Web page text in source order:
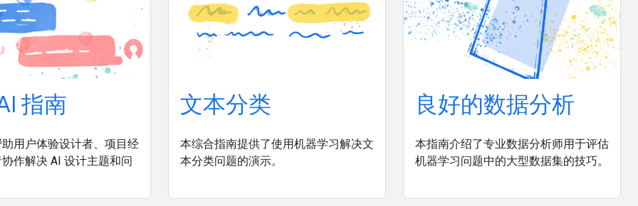
指南
助用户体验设计者、项目经
协作解决 AI 设计主题和问
文本分类
本综合指南提供了使用机器学习解决文
本分类问题的演示。
良好的数据分析
本指南介绍了专业数据分析师用于评估
机器学习问题中的大型数据集的技巧。